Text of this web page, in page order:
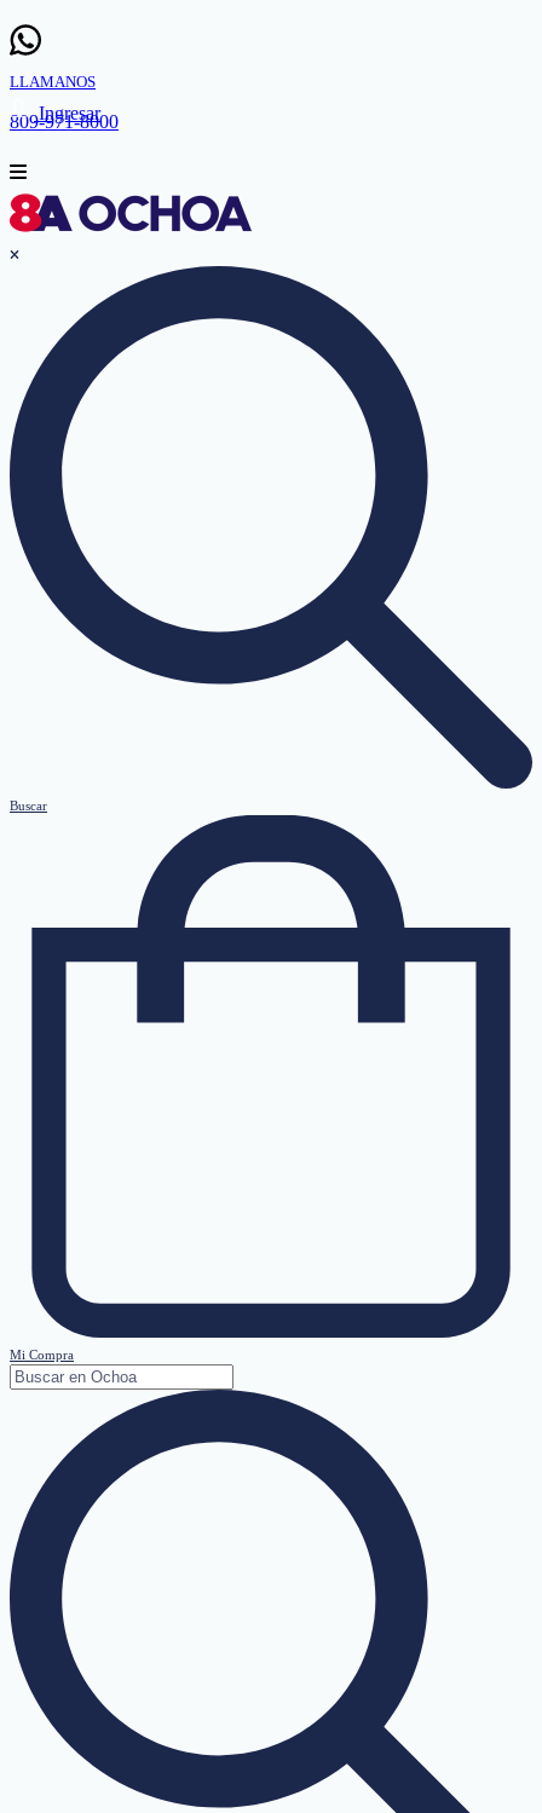
LLAMANOS
809-971-8000
Ingresar
Buscar
Mi Compra